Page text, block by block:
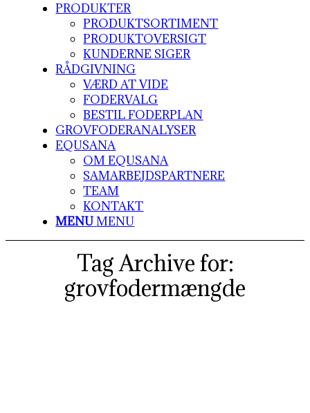
PRODUKTER
PRODUKTSORTIMENT
PRODUKTOVERSIGT
KUNDERNE SIGER
RÅDGIVNING
VÆRD AT VIDE
FODERVALG
BESTIL FODERPLAN
GROVFODERANALYSER
EQUSANA
OM EQUSANA
SAMARBEJDSPARTNERE
TEAM
KONTAKT
MENU MENU
Tag Archive for:
grovfodermængde